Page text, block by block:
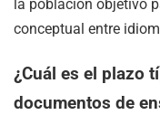
la población objetivo
conceptual entre
¿Cuál es el plazo
documentos de